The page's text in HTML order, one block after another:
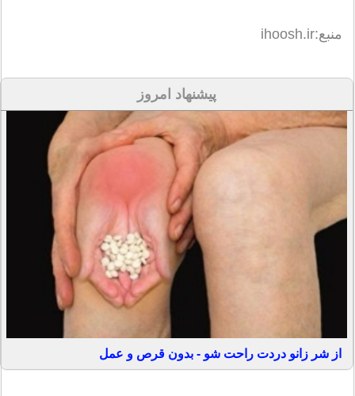
منبع:ihoosh.ir
پیشنهاد امروز
از شر زانو دردت راحت شو - بدون قرص و عمل